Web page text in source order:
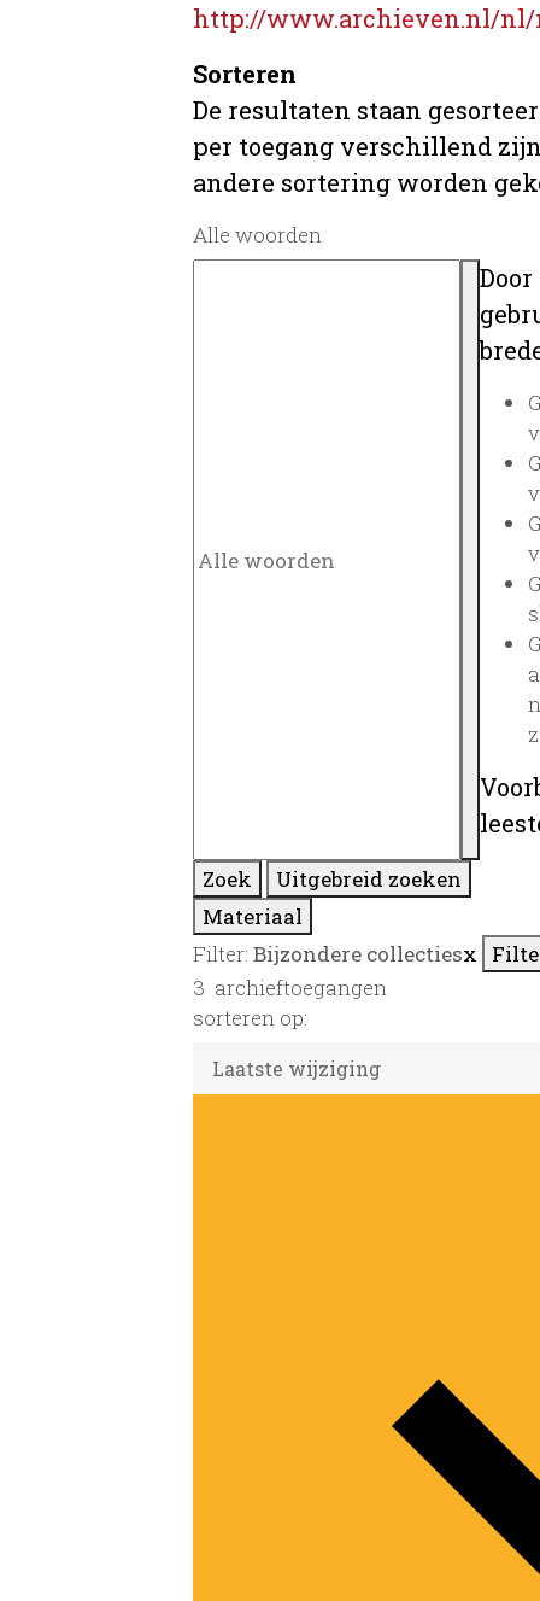
http://www.archieven.nl/nl/
Sorteren
De resultaten staan
per toegang verschillend
andere sortering worden
Alle woorden
Zoek
Uitgebreid zoeken
Materiaal
Filter: Bijzondere collectiesx
3 archieftoegangen
sorteren op: